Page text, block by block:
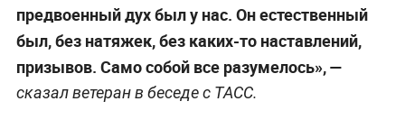
предвоенный дух был у нас. Он естественный
был, без натяжек, без каких-то наставлений,
призывов. Само собой все разумелось», —
сказал ветеран в беседе с ТАСС.